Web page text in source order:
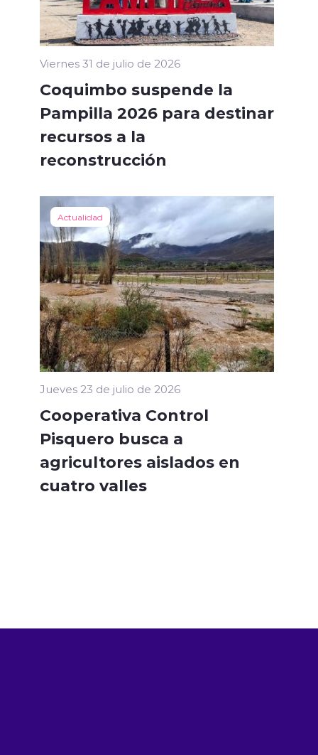
Viernes 31 de julio de 2026
Coquimbo suspende la
Pampilla 2026 para destinar
recursos a la
reconstrucción
Actualidad
Jueves 23 de julio de 2026
Cooperativa Control
Pisquero busca a
agricultores aislados en
cuatro valles